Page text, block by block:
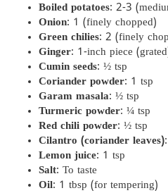
Boiled potatoes: 2-3
Onion: 1 (finely chopped)
Green chilies: 2 (finely
Ginger: 1-inch piece
Cumin seeds: ½ tsp
Coriander powder: 1 tsp
Garam masala: ½ tsp
Turmeric powder: ¼ tsp
Red chili powder: ½ tsp
Cilantro (coriander leaves)
Lemon juice: 1 tsp
Salt: To taste
Oil: 1 tbsp (for tempering)